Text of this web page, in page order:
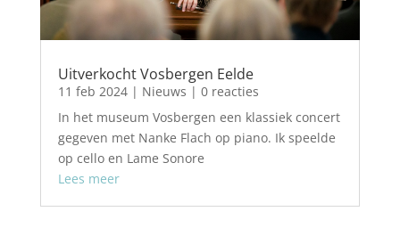
Uitverkocht Vosbergen Eelde
11 feb 2024| Nieuws | 0 reacties
In het museum Vosbergen een klassiek concert
gegeven met Nanke Flach op piano. Ik speelde
op cello en Lame Sonore
Lees meer